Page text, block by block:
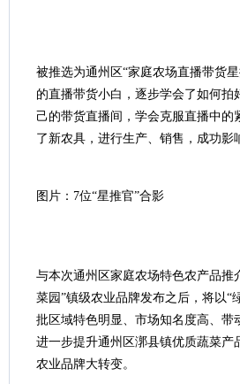
被推选为通州区“家庭农场直播带货
的直播带货小白，逐步学会了如何
己的带货直播间，学会克服直播中
了新农具，进行生产、销售，成功
图片：7位“星推官”合影
与本次通州区家庭农场特色农产品推
菜园”镇级农业品牌发布之后，将以
批区域特色明显、市场知名度高、
进一步提升通州区漷县镇优质蔬菜
农业品牌大转变。